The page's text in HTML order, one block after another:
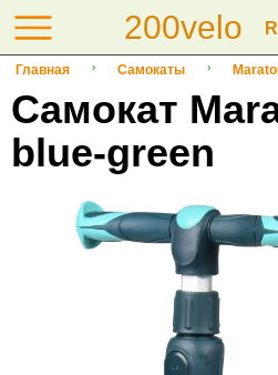
200velo
Главная Самокаты
Cамокат
blue-green